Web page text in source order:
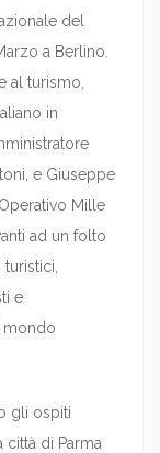
del
a Berlino.
al turismo,
in
e Giuseppe
Mille
ad un folto
e
mondo
gli ospiti
città di Parma